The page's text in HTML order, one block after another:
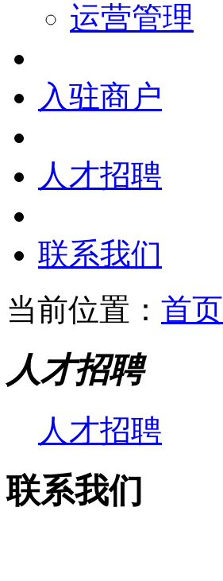
运营管理
入驻商户
人才招聘
联系我们
当前位置： 首页
人才招聘
人才招聘
联系我们